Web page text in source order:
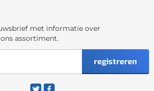
met informatie over
assortiment.
registreren